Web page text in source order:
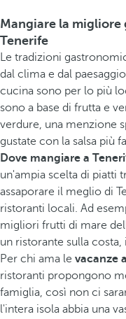
Mangiare la migliore
Tenerife
Le tradizioni
dal clima e dal
cucina sono per lo più
sono a base di frutta e
verdure, una menzione
gustate con la salsa più
Dove mangiare a
un'ampia scelta di piatti
assaporare il meglio di
ristoranti locali. Ad
migliori frutti di mare
un ristorante sulla
Per chi ama le vacanze
ristoranti propongono
famiglia, così non ci
l'intera isola abbia una